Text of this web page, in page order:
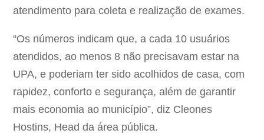
atendimento para coleta e realização de exames.
“Os números indicam que, a cada 10 usuários
atendidos, ao menos 8 não precisavam estar na
UPA, e poderiam ter sido acolhidos de casa, com
rapidez, conforto e segurança, além de garantir
mais economia ao município”, diz Cleones
Hostins, Head da área pública.